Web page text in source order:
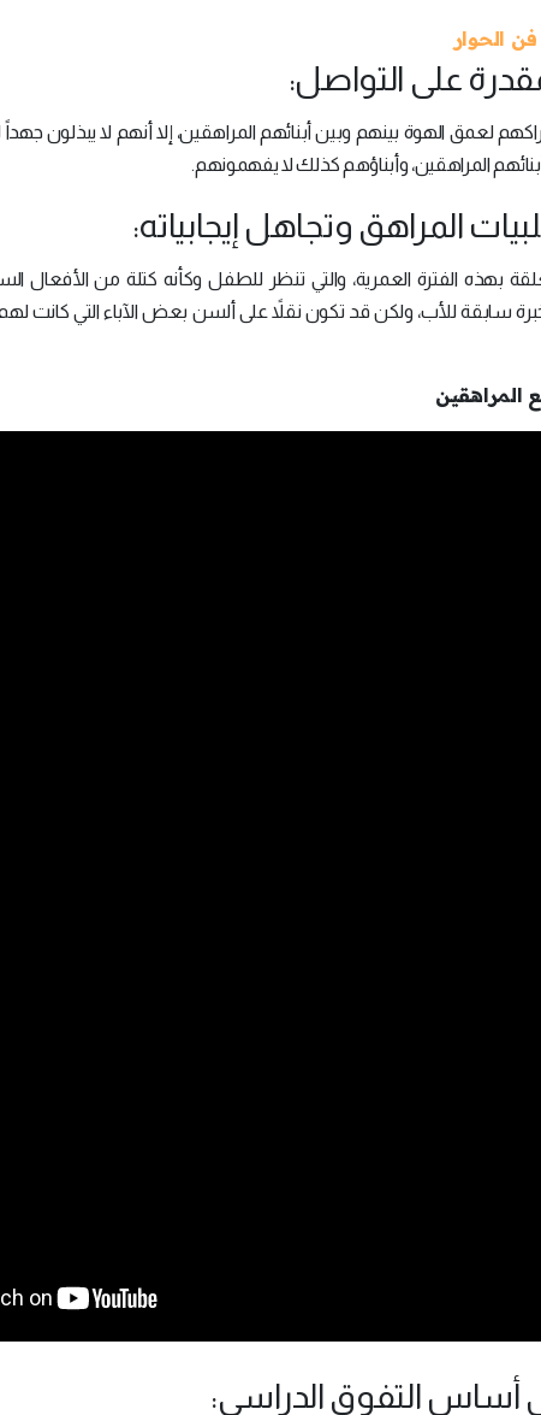
لعمق الهوة بينهم وبين أبنائهم المراهقين، إلا أنهم لا يبذلون
المراهقين، وأبناؤهم كذلك لا يفهمونهم.
بهذه الفترة العمرية، والتي تنظر للطفل وكأنه كتلة من الأفعال
خبرة سابقة للأب، ولكن قد تكون نقلاً على ألسن بعض الآباء التي كانت
المراهقين